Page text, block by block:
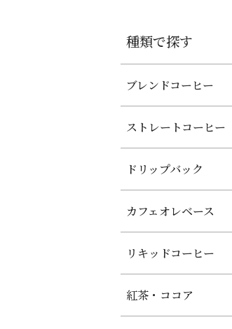
種類で探す
ブレンドコーヒー
ストレートコーヒー
ドリップバック
カフェオレベース
リキッドコーヒー
紅茶・ココア